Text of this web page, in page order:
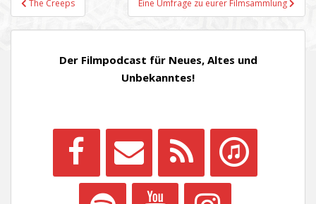
The Creeps Eine Umfrage zu eurer Filmsammlung
Der Filmpodcast für Neues, Altes und
Unbekanntes!